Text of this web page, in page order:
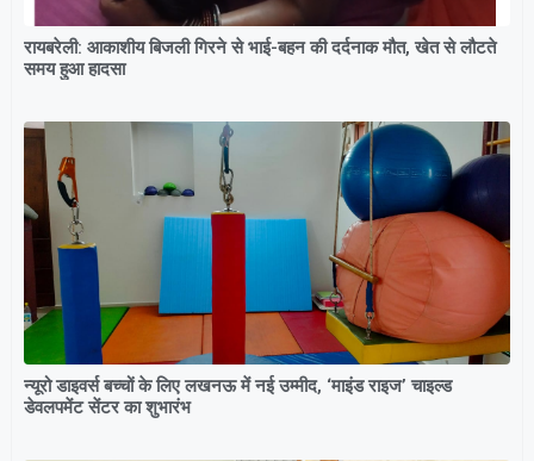
रायबरेली: आकाशीय बिजली गिरने से भाई-बहन की दर्दनाक मौत, खेत से लौटते
समय हुआ हादसा
न्यूरो डाइवर्स बच्चों के लिए लखनऊ में नई उम्मीद, ‘माइंड राइज’ चाइल्ड
डेवलपमेंट सेंटर का शुभारंभ